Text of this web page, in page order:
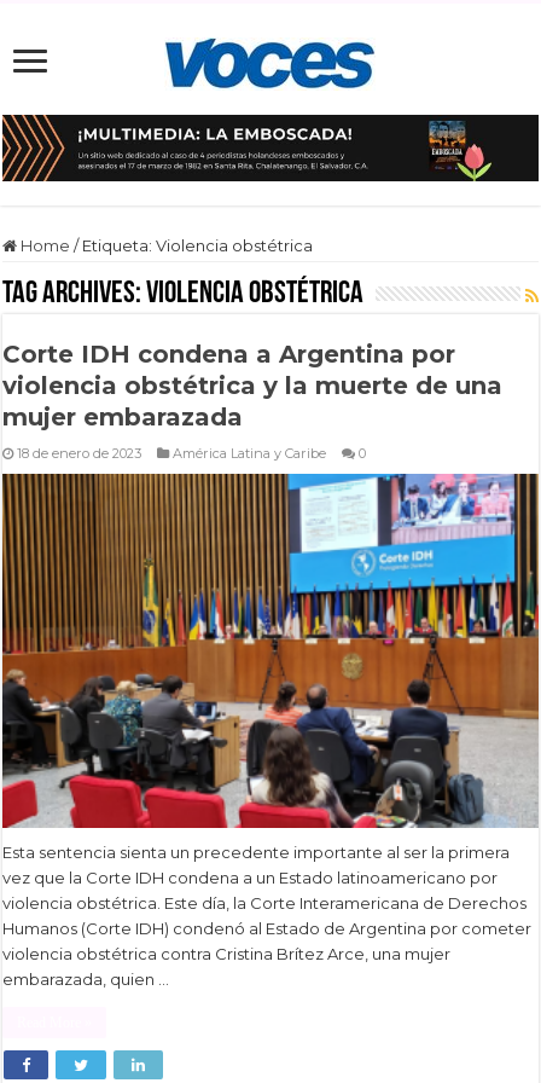
Home / Etiqueta:Violencia obstétrica
Tag Archives:Violencia obstétrica
Corte IDH condena a Argentina por
violencia obstétrica y la muerte de una
mujer embarazada
18 de enero de 2023 América Latina y Caribe 0
Esta sentencia sienta un precedente importante al ser la primera
vez que la Corte IDH condena a un Estado latinoamericano por
violencia obstétrica. Este día, la Corte Interamericana de Derechos
Humanos (Corte IDH) condenó al Estado de Argentina por cometer
violencia obstétrica contra Cristina Brítez Arce, una mujer
embarazada, quien …